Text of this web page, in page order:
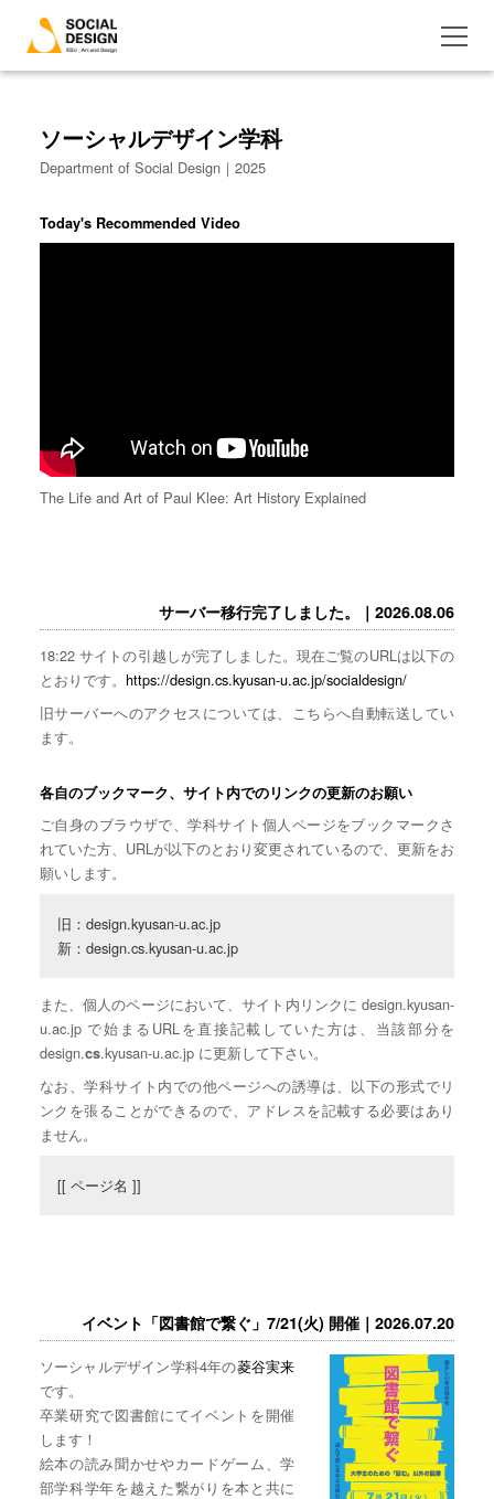
ソーシャルデザイン学科
Department of Social Design｜2025
Today's Recommended Video
The Life and Art of Paul Klee: Art History Explained
サーバー移行完了しました。｜2026.08.06
18:22 サイトの引越しが完了しました。現在ご覧のURLは以下の
とおりです。 https://design.cs.kyusan-u.ac.jp/socialdesign/
旧サーバーへのアクセスについては、こちらへ自動転送してい
ます。
各自のブックマーク、サイト内でのリンクの更新のお願い
ご自身のブラウザで、学科サイト個人ページをブックマークさ
れていた方、URLが以下のとおり変更されているので、更新をお
願いします。
旧：design.kyusan-u.ac.jp
新：design.cs.kyusan-u.ac.jp
また、個人のページにおいて、サイト内リンクに design.kyusan-
u.ac.jp で始まるURLを直接記載していた方は、当該部分を
design.cs.kyusan-u.ac.jp に更新して下さい。
なお、学科サイト内での他ページへの誘導は、以下の形式でリ
ンクを張ることができるので、アドレスを記載する必要はあり
ません。
[[ ページ名 ]]
イベント「図書館で繋ぐ」7/21(火) 開催｜2026.07.20
ソーシャルデザイン学科4年の菱谷実来
です。
卒業研究で図書館にてイベントを開催
します！
絵本の読み聞かせやカードゲーム、学
部学科学年を越えた繋がりを本と共に